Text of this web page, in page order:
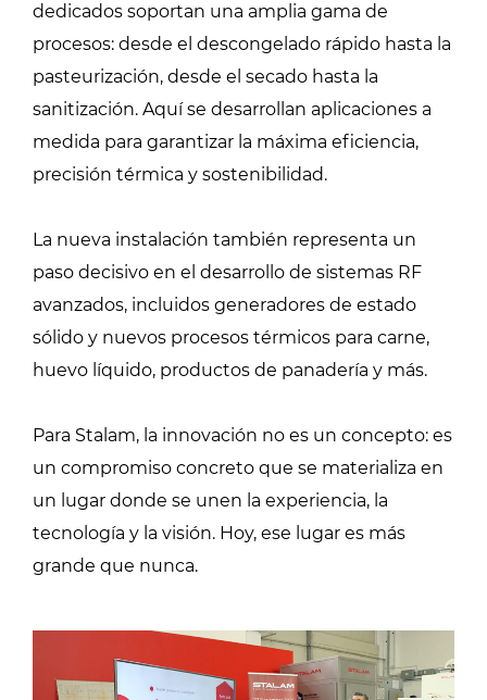
dedicados soportan una amplia gama de
procesos: desde el descongelado rápido hasta la
pasteurización, desde el secado hasta la
sanitización. Aquí se desarrollan aplicaciones a
medida para garantizar la máxima eficiencia,
precisión térmica y sostenibilidad.
La nueva instalación también representa un
paso decisivo en el desarrollo de sistemas RF
avanzados, incluidos generadores de estado
sólido y nuevos procesos térmicos para carne,
huevo líquido, productos de panadería y más.
Para Stalam, la innovación no es un concepto: es
un compromiso concreto que se materializa en
un lugar donde se unen la experiencia, la
tecnología y la visión. Hoy, ese lugar es más
grande que nunca.